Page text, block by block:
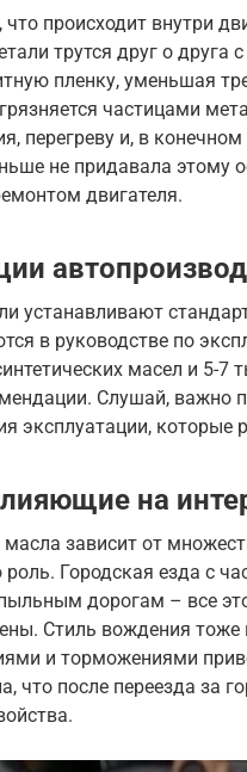
что происходит внутри
трутся друг о
пленку, уменьшая
частицами
перегреву и, в
не придавала этому
двигателя.
устанавливают
в руководстве по
масел и 5-
Слушай, важно
эксплуатации, которые
на
зависит от
Городская езда с
дорогам – все
Стиль вождения тоже
и торможениями
что после переезда за